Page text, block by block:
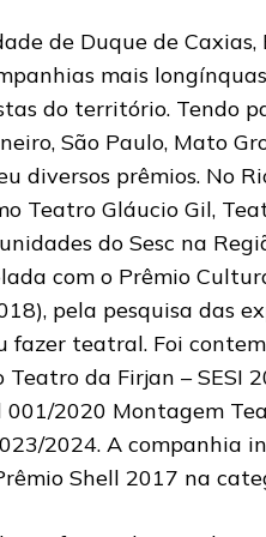
de Duque de Caxias,
mais
do território. Tendo
São Paulo, Mato
diversos prêmios. No
Teatro Gláucio Gil,
do Sesc na
com o Prêmio
pela pesquisa das
fazer teatral. Foi
da Firjan – SESI
2020 Montagem
2024. A companhia
Shell 2017 na